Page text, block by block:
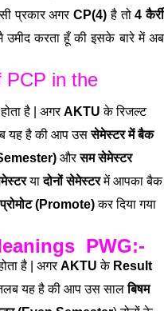
प्रकार अगरCP(4) है तो4 कैर्री
करता हूँ की इसके बारे में अब
PCP in the
होता है | अगरAKTU के रिजल्ट
यह है की आप उससेमेस्टर में बैक
औरसम सेमेस्टर
यादोनों सेमेस्टरमें आपका बैक
प्रोमोट (Promote)कर दिया गया
PWG:-
है | अगरAKTU के Result
यह है की आप उस सालबिषम